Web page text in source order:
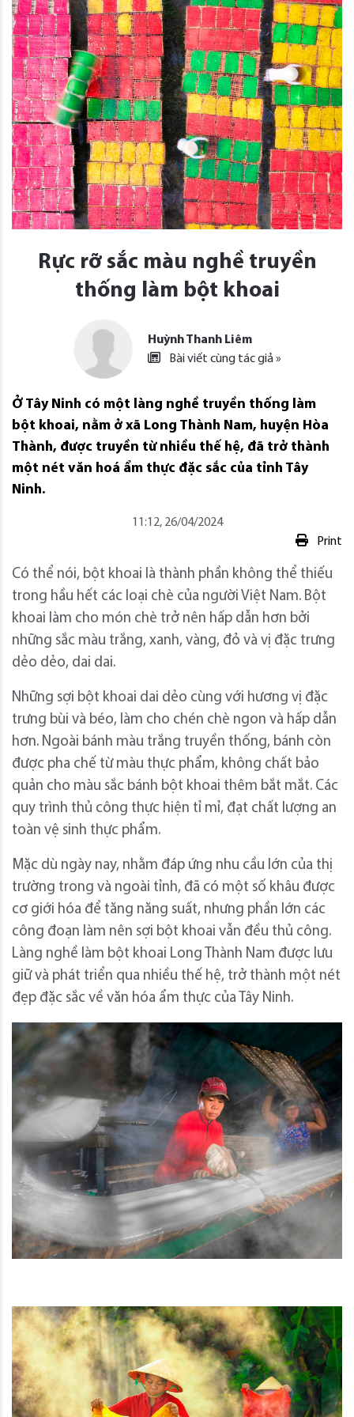
Rực rỡ sắc màu nghề truyền
thống làm bột khoai
Huỳnh Thanh Liêm
Bài viết cùng tác giả »
Ở Tây Ninh có một làng nghề truyền thống làm
bột khoai, nằm ở xã Long Thành Nam, huyện Hòa
Thành, được truyền từ nhiều thế hệ, đã trở thành
một nét văn hoá ẩm thực đặc sắc của tỉnh Tây
Ninh.
11:12, 26/04/2024
Print
Có thể nói, bột khoai là thành phần không thể thiếu
trong hầu hết các loại chè của người Việt Nam. Bột
khoai làm cho món chè trở nên hấp dẫn hơn bởi
những sắc màu trắng, xanh, vàng, đỏ và vị đặc trưng
dẻo dẻo, dai dai.
Những sợi bột khoai dai dẻo cùng với hương vị đặc
trưng bùi và béo, làm cho chén chè ngon và hấp dẫn
hơn. Ngoài bánh màu trắng truyền thống, bánh còn
được pha chế từ màu thực phẩm, không chất bảo
quản cho màu sắc bánh bột khoai thêm bắt mắt. Các
quy trình thủ công thực hiện tỉ mỉ, đạt chất lượng an
toàn vệ sinh thực phẩm.
Mặc dù ngày nay, nhằm đáp ứng nhu cầu lớn của thị
trường trong và ngoài tỉnh, đã có một số khâu được
cơ giới hóa để tăng năng suất, nhưng phần lớn các
công đoạn làm nên sợi bột khoai vẫn đều thủ công.
Làng nghề làm bột khoai Long Thành Nam được lưu
giữ và phát triển qua nhiều thế hệ, trở thành một nét
đẹp đặc sắc về văn hóa ẩm thực của Tây Ninh.